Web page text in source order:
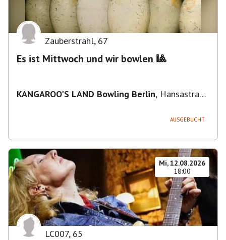
Zauberstrahl, 67
Es ist Mittwoch und wir bowlen 🎱
KANGAROO'S LAND Bowling Berlin, Hansastraße
AUSGEBUCHT
Mi, 12.08.2026
18:00
LC007, 65